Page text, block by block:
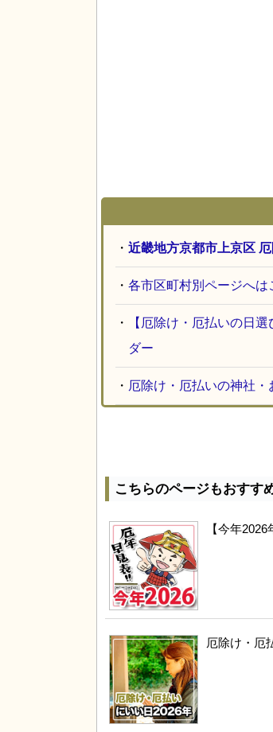
・ 近畿地方京都市上京区
・ 各市区町村別ページへは
・
【厄除け・厄払いの日
ダー
・ 厄除け・厄払いの神社・
こちらのページもおすす
【今年
厄除け・厄